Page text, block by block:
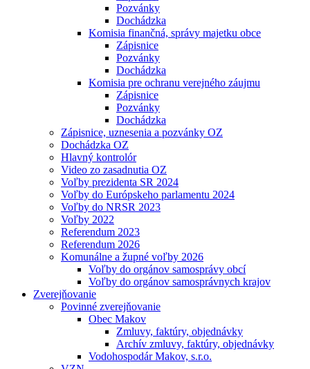
Pozvánky
Dochádzka
Komisia finančná, správy majetku obce
Zápisnice
Pozvánky
Dochádzka
Komisia pre ochranu verejného záujmu
Zápisnice
Pozvánky
Dochádzka
Zápisnice, uznesenia a pozvánky OZ
Dochádzka OZ
Hlavný kontrolór
Video zo zasadnutia OZ
Voľby prezidenta SR 2024
Voľby do Európskeho parlamentu 2024
Voľby do NRSR 2023
Voľby 2022
Referendum 2023
Referendum 2026
Komunálne a župné voľby 2026
Voľby do orgánov samosprávy obcí
Voľby do orgánov samosprávnych krajov
Zverejňovanie
Povinné zverejňovanie
Obec Makov
Zmluvy, faktúry, objednávky
Archív zmluvy, faktúry, objednávky
Vodohospodár Makov, s.r.o.